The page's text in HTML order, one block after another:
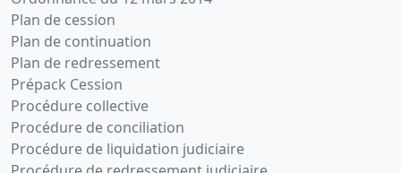
Plan de cession
Plan de continuation
Plan de redressement
Prépack Cession
Procédure collective
Procédure de conciliation
Procédure de liquidation judiciaire